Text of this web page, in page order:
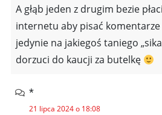
A głąb jeden z drugim bezie
internetu aby pisać
jedynie na jakiegoś taniego
dorzuci do kaucji za butelkę
*
21 lipca 2024 o 18:08